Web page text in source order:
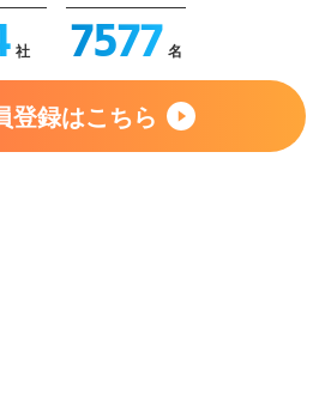
社 7577 名
登録はこちら